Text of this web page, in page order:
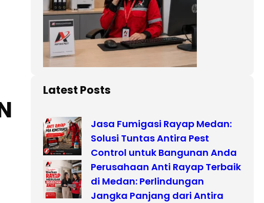
Latest Posts
Jasa Fumigasi Rayap Medan:
Solusi Tuntas Antira Pest
Control untuk Bangunan Anda
Perusahaan Anti Rayap Terbaik
di Medan: Perlindungan
Jangka Panjang dari Antira